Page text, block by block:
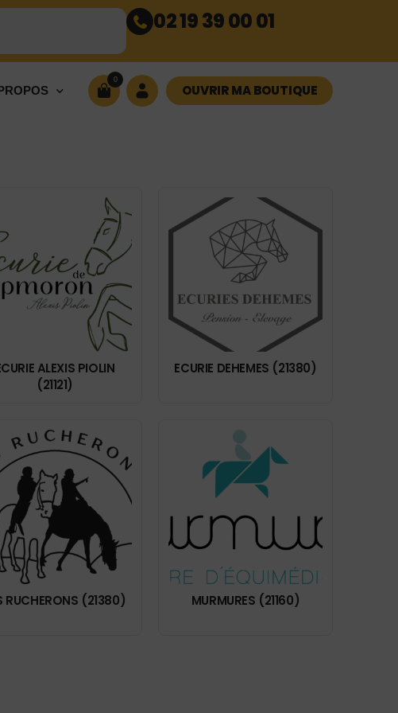
02 19 39 00 01
0
OUVRIR MA BOUTIQUE
ALEXIS PIOLIN
(21121)
ECURIE DEHEMES (21380)
RUCHERONS (21380) MURMURES (21160)